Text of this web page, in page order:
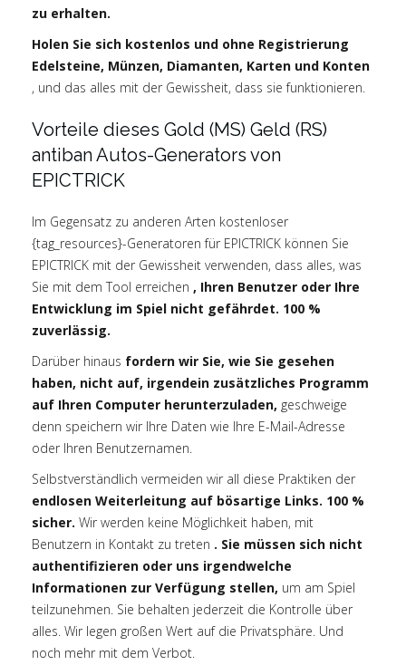
zu erhalten.
Holen Sie sich kostenlos und ohne Registrierung
Edelsteine, Münzen, Diamanten, Karten und Konten
, und das alles mit der Gewissheit, dass sie funktionieren.
Vorteile dieses Gold (MS) Geld (RS)
antiban Autos-Generators von
EPICTRICK
Im Gegensatz zu anderen Arten kostenloser
{tag_resources}-Generatoren für EPICTRICK können Sie
EPICTRICK mit der Gewissheit verwenden, dass alles, was
Sie mit dem Tool erreichen , Ihren Benutzer oder Ihre
Entwicklung im Spiel nicht gefährdet. 100 %
zuverlässig.
Darüber hinaus fordern wir Sie, wie Sie gesehen
haben, nicht auf, irgendein zusätzliches Programm
auf Ihren Computer herunterzuladen, geschweige
denn speichern wir Ihre Daten wie Ihre E-Mail-Adresse
oder Ihren Benutzernamen.
Selbstverständlich vermeiden wir all diese Praktiken der
endlosen Weiterleitung auf bösartige Links. 100 %
sicher. Wir werden keine Möglichkeit haben, mit
Benutzern in Kontakt zu treten . Sie müssen sich nicht
authentifizieren oder uns irgendwelche
Informationen zur Verfügung stellen, um am Spiel
teilzunehmen. Sie behalten jederzeit die Kontrolle über
alles. Wir legen großen Wert auf die Privatsphäre. Und
noch mehr mit dem Verbot.